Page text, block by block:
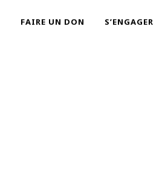
FAIRE UN DON S’ENGAGER